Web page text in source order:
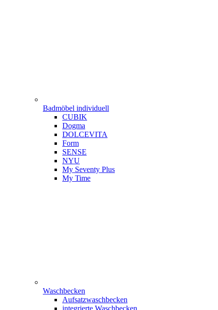
Badmöbel individuell
CUBIK
Dogma
DOLCEVITA
Form
SENSE
NYU
My Seventy Plus
My Time
Waschbecken
Aufsatzwaschbecken
integrierte Waschbecken